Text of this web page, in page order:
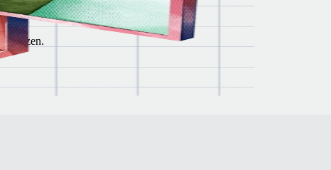
internationale teams.
reizen.